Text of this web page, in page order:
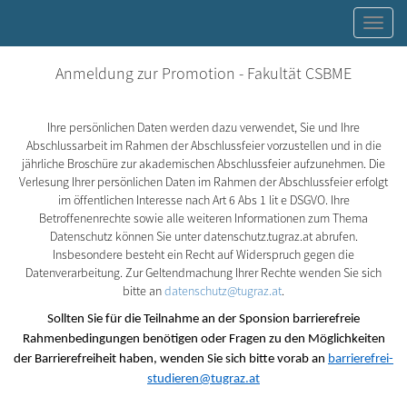
Anmeldung zur Promotion - Fakultät CSBME
Ihre persönlichen Daten werden dazu verwendet, Sie und Ihre
Abschlussarbeit im Rahmen der Abschlussfeier vorzustellen und in die
jährliche Broschüre zur akademischen Abschlussfeier aufzunehmen. Die
Verlesung Ihrer persönlichen Daten im Rahmen der Abschlussfeier erfolgt
im öffentlichen Interesse nach Art 6 Abs 1 lit e DSGVO. Ihre
Betroffenenrechte sowie alle weiteren Informationen zum Thema
Datenschutz können Sie unter datenschutz.tugraz.at abrufen.
Insbesondere besteht ein Recht auf Widerspruch gegen die
Datenverarbeitung. Zur Geltendmachung Ihrer Rechte wenden Sie sich
bitte andatenschutz@tugraz.at.
Sollten Sie für die Teilnahme an der Sponsion barrierefreie
Rahmenbedingungen benötigen oder Fragen zu den Möglichkeiten
der Barrierefreiheit haben, wenden Sie sich bitte vorab an barrierefrei-
studieren@tugraz.at